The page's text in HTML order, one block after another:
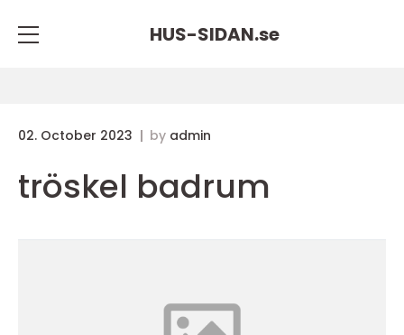
HUS-SIDAN.se
02. October 2023 by admin
tröskel badrum